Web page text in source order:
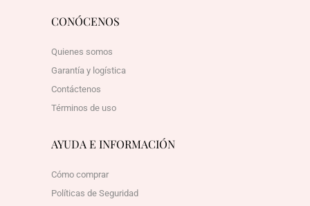
CONÓCENOS
Quienes somos
Garantía y logística
Contáctenos
Términos de uso
AYUDA E INFORMACIÓN
Cómo comprar
Políticas de Seguridad